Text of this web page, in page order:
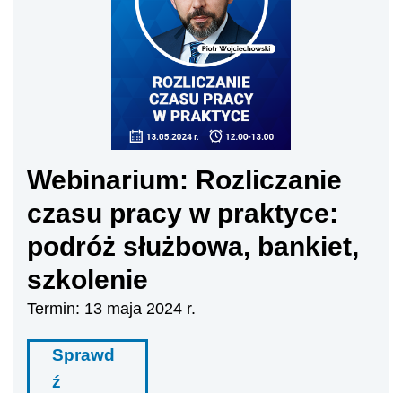
Webinarium: Rozliczanie
czasu pracy w praktyce:
podróż służbowa, bankiet,
szkolenie
Termin: 13 maja 2024 r.
Sprawd
ź